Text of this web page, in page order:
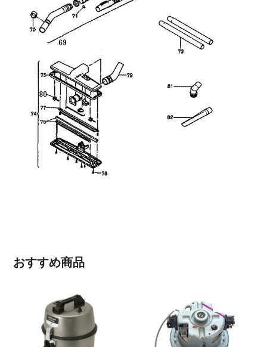
おすすめ商品